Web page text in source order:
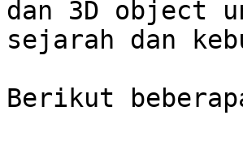
dan 3D object
sejarah dan
Berikut